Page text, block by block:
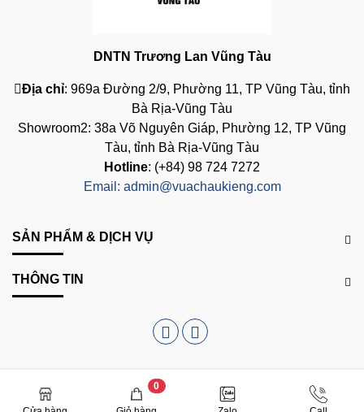
DNTN Trương Lan Vũng Tàu
Địa chỉ: 969a Đường 2/9, Phường 11, TP Vũng Tàu, tỉnh
Bà Rịa-Vũng Tàu
Showroom2: 38a Võ Nguyên Giáp, Phường 12, TP Vũng
Tàu, tỉnh Bà Rịa-Vũng Tàu
Hotline: (+84) 98 724 7272
Email: admin@vuachaukieng.com
SẢN PHẨM & DỊCH VỤ
THÔNG TIN
© Bản quyền thuộc về vuachaukieng.com XCODI
0